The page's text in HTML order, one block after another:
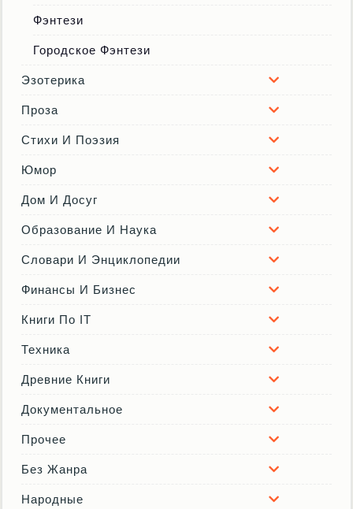
Фэнтези
Городское Фэнтези
Эзотерика
Проза
Стихи И Поэзия
Юмор
Дом И Досуг
Образование И Наука
Словари И Энциклопедии
Финансы И Бизнес
Книги По IT
Техника
Древние Книги
Документальное
Прочее
Без Жанра
Народные